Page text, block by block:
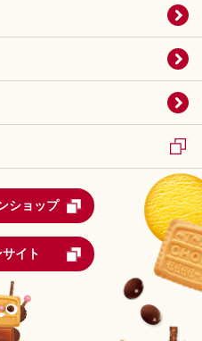
ショップ
イト